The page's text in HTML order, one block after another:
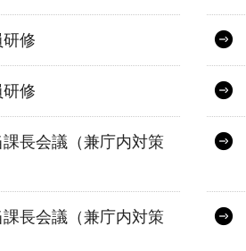
修
修
長会議（兼庁内対策
長会議（兼庁内対策